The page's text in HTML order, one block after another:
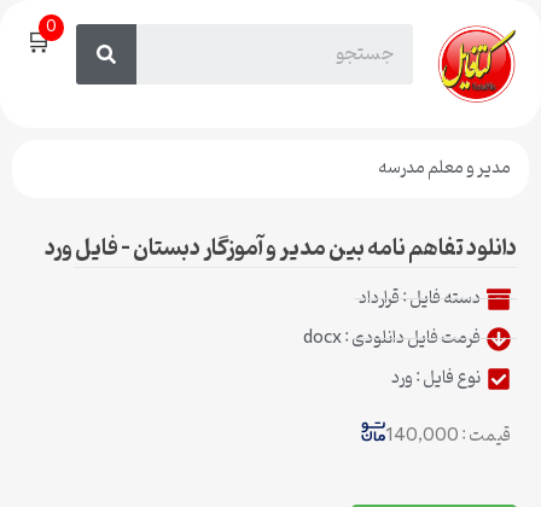
🛒0
مدیر و معلم مدرسه
دانلود تفاهم نامه بین مدیر و آموزگار دبستان – فایل ورد
دسته فایل :قرارداد
فرمت فایل دانلودی : docx
نوع فایل : ورد
قیمت : 140,000